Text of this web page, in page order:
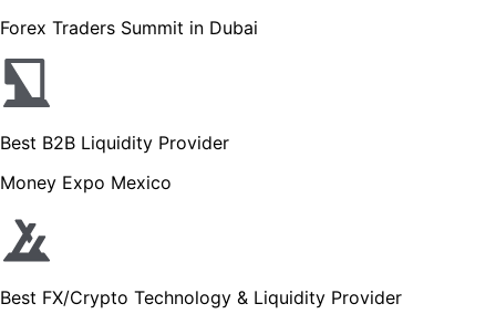
Forex Traders Summit in Dubai
Best B2B Liquidity Provider
Money Expo Mexico
Best FX/Crypto Technology & Liquidity Provider